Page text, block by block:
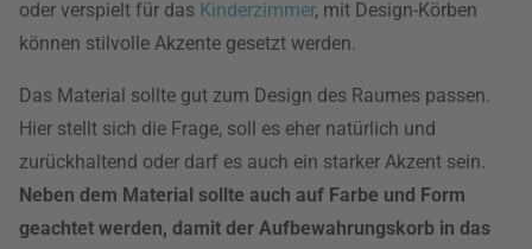
oder verspielt für das Kinderzimmer, mit Design-Körben
können stilvolle Akzente gesetzt werden.
Das Material sollte gut zum Design des Raumes passen.
Hier stellt sich die Frage, soll es eher natürlich und
zurückhaltend oder darf es auch ein starker Akzent sein.
Neben dem Material sollte auch auf Farbe und Form
geachtet werden, damit der Aufbewahrungskorb in das